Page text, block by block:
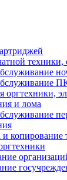
техники,
оргтехники,
и лома
и копирование